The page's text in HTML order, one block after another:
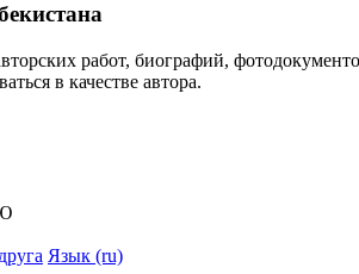
работ, биографий,
в качестве автора.
Язык (ru)